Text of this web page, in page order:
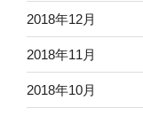
2018年12月
2018年11月
2018年10月